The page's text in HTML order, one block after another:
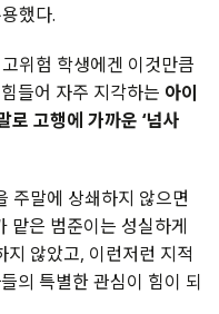
했다.
위험 학생에겐 이것만큼
들어 자주 지각하는 아이
로 고행에 가까운 ‘넘사
주말에 상쇄하지 않으면
맡은 범준이는 성실하게
지 않았고, 이런저런 지적
의 특별한 관심이 힘이 되